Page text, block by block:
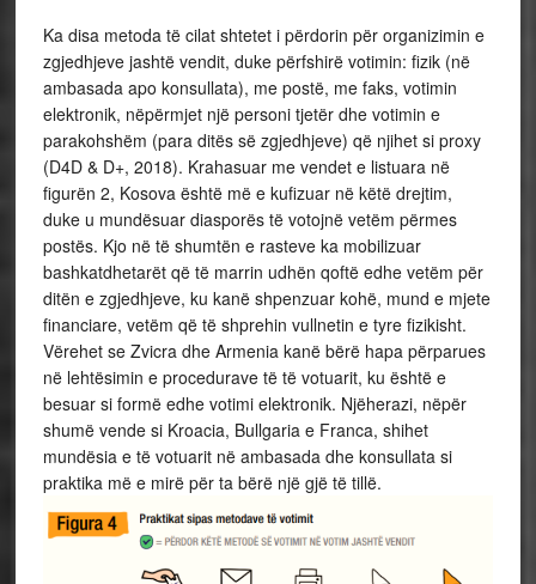
Ka disa metoda të cilat shtetet i përdorin për organizimin e
zgjedhjeve jashtë vendit, duke përfshirë votimin: fizik (në
ambasada apo konsullata), me postë, me faks, votimin
elektronik, nëpërmjet një personi tjetër dhe votimin e
parakohshëm (para ditës së zgjedhjeve) që njihet si proxy
(D4D & D+, 2018). Krahasuar me vendet e listuara në
figurën 2, Kosova është më e kufizuar në këtë drejtim,
duke u mundësuar diasporës të votojnë vetëm përmes
postës. Kjo në të shumtën e rasteve ka mobilizuar
bashkatdhetarët që të marrin udhën qoftë edhe vetëm për
ditën e zgjedhjeve, ku kanë shpenzuar kohë, mund e mjete
financiare, vetëm që të shprehin vullnetin e tyre fizikisht.
Vërehet se Zvicra dhe Armenia kanë bërë hapa përparues
në lehtësimin e procedurave të të votuarit, ku është e
besuar si formë edhe votimi elektronik. Njëherazi, nëpër
shumë vende si Kroacia, Bullgaria e Franca, shihet
mundësia e të votuarit në ambasada dhe konsullata si
praktika më e mirë për ta bërë një gjë të tillë.